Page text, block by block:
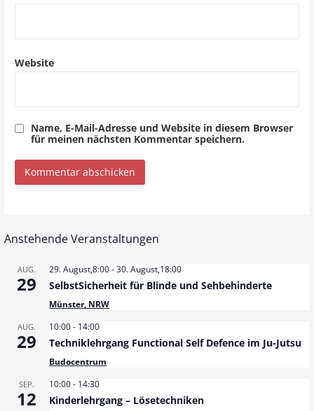
Website
Name, E-Mail-Adresse und Website in diesem Browser
für meinen nächsten Kommentar speichern.
Anstehende Veranstaltungen
AUG.
29
29. August,8:00-30. August,18:00
SelbstSicherheit für Blinde und Sehbehinderte
Münster, NRW
AUG.
29
10:00- 14:00
Techniklehrgang Functional Self Defence im Ju-Jutsu
Budocentrum
SEP.
12
10:00- 14:30
Kinderlehrgang – Lösetechniken